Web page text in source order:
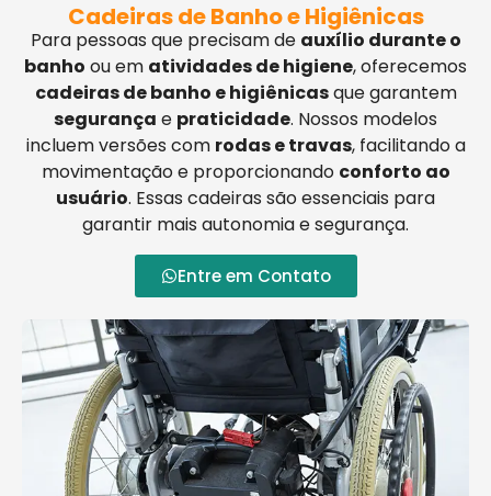
Cadeiras de Banho e Higiênicas
Para pessoas que precisam de auxílio durante o
banho ou em atividades de higiene, oferecemos
cadeiras de banho e higiênicasque garantem
segurança e praticidade. Nossos modelos
incluem versões com rodas e travas, facilitando a
movimentação e proporcionando conforto ao
usuário. Essas cadeiras são essenciais para
garantir mais autonomia e segurança.
Entre em Contato